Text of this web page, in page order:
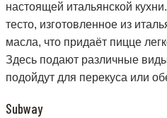
настоящей итальянской
тесто, изготовленное из
масла, что придаёт пицце
Здесь подают различные
подойдут для перекуса или
Subway